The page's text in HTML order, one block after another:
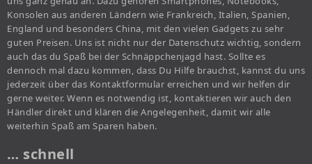
Konsolen aus anderen Ländern wie Frankreich, Italien, Spanien,
England und besonders China, mit den vielen Gadgets zu sehr
guten Preisen. Uns ist nicht nur der Datenschutz wichtig, sondern
auch das du Spaß bei der Schnäppchenjagd hast. Sollte es
dennoch mal dazu kommen, dass Du Hilfe brauchst, kannst du uns
jederzeit über das Kontaktformular erreichen und wir helfen dir
gerne weiter. Wenn es notwendig ist, kontaktieren wir auch den
Händler direkt und klären die Angelegenheit, damit wir alle
weiterhin Spaß am Sparen haben.
… schnell